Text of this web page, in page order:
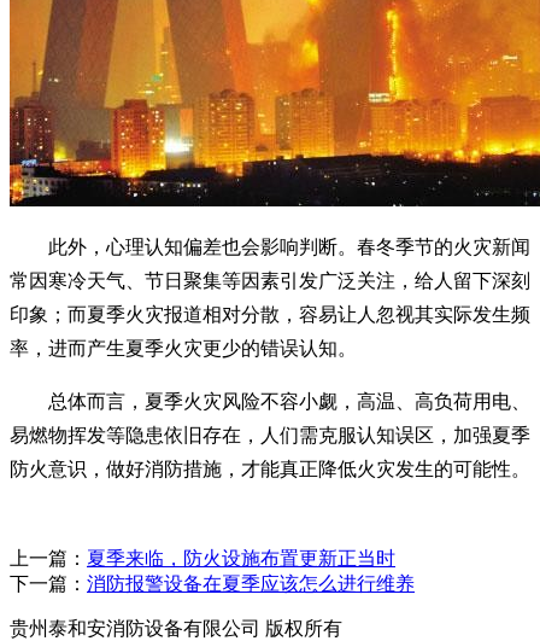
此外，心理认知偏差也会影响判断。春冬季节的火灾新闻
常因寒冷天气、节日聚集等因素引发广泛关注，给人留下深刻
印象；而夏季火灾报道相对分散，容易让人忽视其实际发生频
率，进而产生夏季火灾更少的错误认知。
总体而言，夏季火灾风险不容小觑，高温、高负荷用电、
易燃物挥发等隐患依旧存在，人们需克服认知误区，加强夏季
防火意识，做好消防措施，才能真正降低火灾发生的可能性。
上一篇： 夏季来临，防火设施布置更新正当时
下一篇： 消防报警设备在夏季应该怎么进行维养
贵州泰和安消防设备有限公司 版权所有